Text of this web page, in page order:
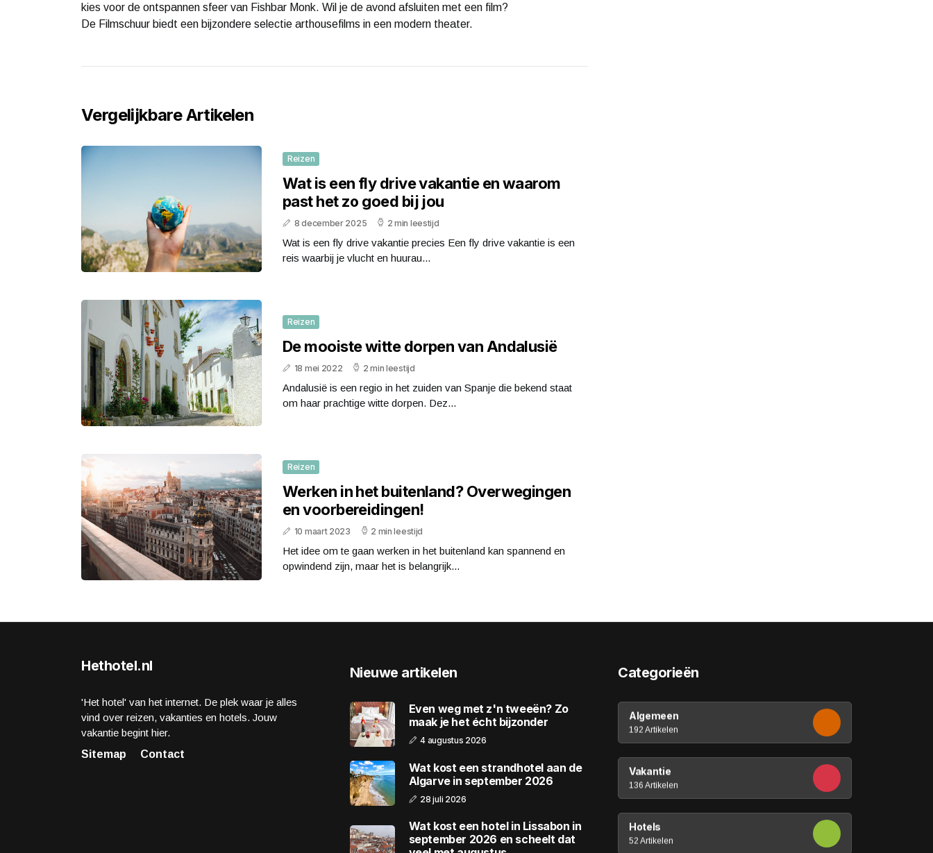
kies voor de ontspannen sfeer van Fishbar Monk. Wil je de avond afsluiten met een film?
De Filmschuur biedt een bijzondere selectie arthousefilms in een modern theater.
Vergelijkbare Artikelen
Reizen
Wat is een fly drive vakantie en waarom
past het zo goed bij jou
8 december 2025 2 min leestijd
Wat is een fly drive vakantie precies Een fly drive vakantie is een
reis waarbij je vlucht en huurau...
Reizen
De mooiste witte dorpen van Andalusië
18 mei 2022 2 min leestijd
Andalusië is een regio in het zuiden van Spanje die bekend staat
om haar prachtige witte dorpen. Dez...
Reizen
Werken in het buitenland? Overwegingen
en voorbereidingen!
10 maart 2023 2 min leestijd
Het idee om te gaan werken in het buitenland kan spannend en
opwindend zijn, maar het is belangrijk...
Hethotel.nl
'Het hotel' van het internet. De plek waar je alles
vind over reizen, vakanties en hotels. Jouw
vakantie begint hier.
Sitemap
Contact
Nieuwe artikelen
Even weg met z'n tweeën? Zo
maak je het écht bijzonder
4 augustus 2026
Wat kost een strandhotel aan de
Algarve in september 2026
28 juli 2026
Wat kost een hotel in Lissabon in
september 2026 en scheelt dat
Categorieën
Algemeen
192 Artikelen
Vakantie
136 Artikelen
Hotels
52 Artikelen